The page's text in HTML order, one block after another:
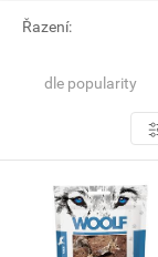
Řazení:
dle popularity